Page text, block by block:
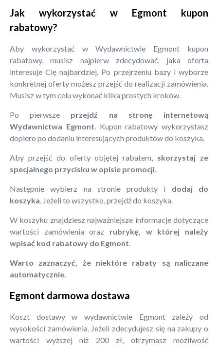
Jak wykorzystać w Egmont kupon
rabatowy?
Aby wykorzystać w Wydawnictwie Egmont kupon
rabatowy, musisz najpierw zdecydować, jaka oferta
interesuje Cię najbardziej. Po przejrzeniu bazy i wyborze
konkretnej oferty możesz przejść do realizacji zamówienia.
Musisz w tym celu wykonać kilka prostych kroków.
Po pierwsze przejdź na stronę internetową
Wydawnictwa Egmont. Kupon rabatowy wykorzystasz
dopiero po dodaniu interesujących produktów do koszyka.
Aby przejść do oferty objętej rabatem, skorzystaj ze
specjalnego przycisku w opisie promocji.
Następnie wybierz na stronie produkty i dodaj do
koszyka. Jeżeli to wszystko, przejdź do koszyka.
W koszyku znajdziesz najważniejsze informacje dotyczące
wartości zamówienia oraz rubrykę, w której należy
wpisać kod rabatowy do Egmont.
Warto zaznaczyć, że niektóre rabaty są naliczane
automatycznie.
Egmont darmowa dostawa
Koszt dostawy w wydawnictwie Egmont zależy od
wysokości zamówienia. Jeżeli zdecydujesz się na zakupy o
wartości wyższej niż 200 zł, otrzymasz możliwość